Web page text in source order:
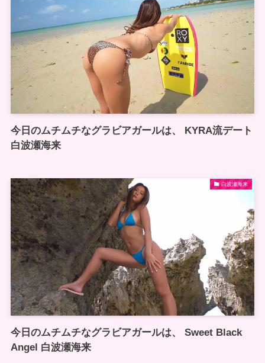
今日のムチムチなグラビアガールは、 KYRA流デート
白波瀬海来
白波瀬海来
今日のムチムチなグラビアガールは、 Sweet Black
Angel 白波瀬海来